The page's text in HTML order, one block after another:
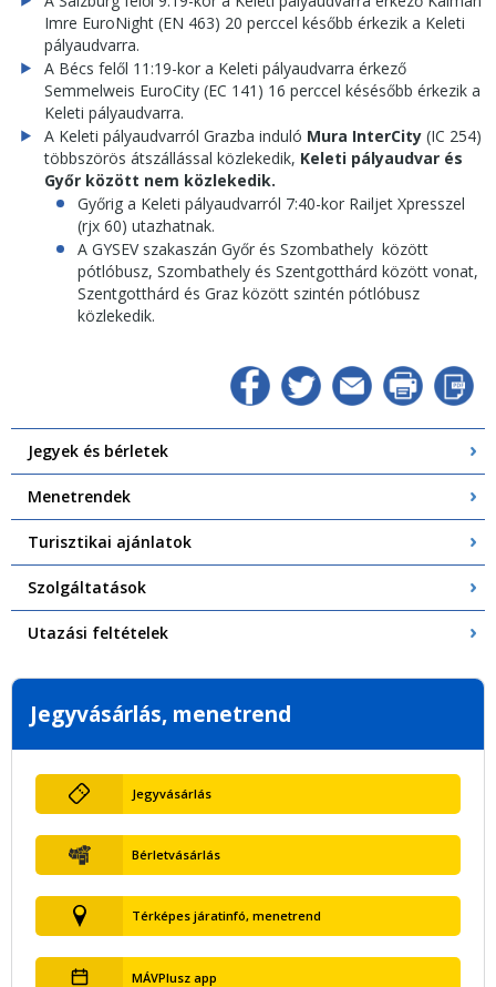
Imre EuroNight (EN 463) 20 perccel később érkezik a Keleti
pályaudvarra.
A Bécs felől 11:19-kor a Keleti pályaudvarra érkező
Semmelweis EuroCity (EC 141) 16 perccel késésőbb érkezik a
Keleti pályaudvarra.
A Keleti pályaudvarról Grazba induló Mura InterCity (IC 254)
többszörös átszállással közlekedik, Keleti pályaudvar és
Győr között nem közlekedik.
Győrig a Keleti pályaudvarról 7:40-kor Railjet Xpresszel
(rjx 60) utazhatnak.
A GYSEV szakaszán Győr és Szombathely között
pótlóbusz, Szombathely és Szentgotthárd között vonat,
Szentgotthárd és Graz között szintén pótlóbusz
közlekedik.
Jegyek és bérletek
Menetrendek
Turisztikai ajánlatok
Szolgáltatások
Utazási feltételek
Jegyvásárlás, menetrend
Jegyvásárlás
Bérletvásárlás
Térképes járatinfó, menetrend
MÁVPlusz app